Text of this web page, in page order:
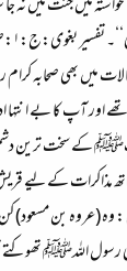
میں جنت میں نہ
تفسیر بغوی:ج:۱:ص:659
میں بھی صحابہ
اور آپ کا بے
سخت ترین
کے لیے قریش
: وہ (عروہ بن
اللہﷺ تھوکتے تو